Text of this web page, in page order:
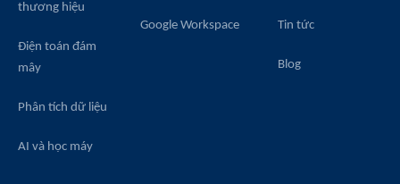
thương hiệu
Điện toán đám
mây
Phân tích dữ liệu
AI và học máy
Google Workspace Tin tức
Blog